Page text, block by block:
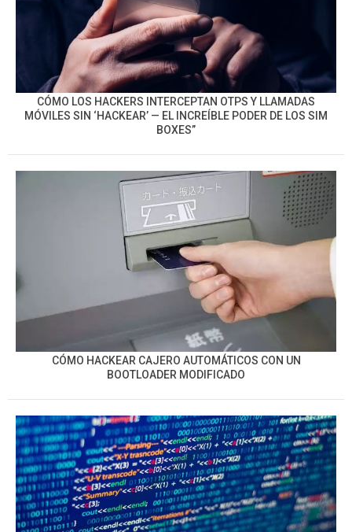
CÓMO LOS HACKERS INTERCEPTAN OTPS Y LLAMADAS
MÓVILES SIN ‘HACKEAR’ — EL INCREÍBLE PODER DE LOS SIM
BOXES”
CÓMO HACKEAR CAJERO AUTOMÁTICOS CON UN
BOOTLOADER MODIFICADO